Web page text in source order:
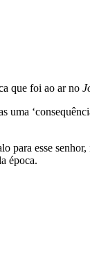
que foi ao ar no
esse
época.